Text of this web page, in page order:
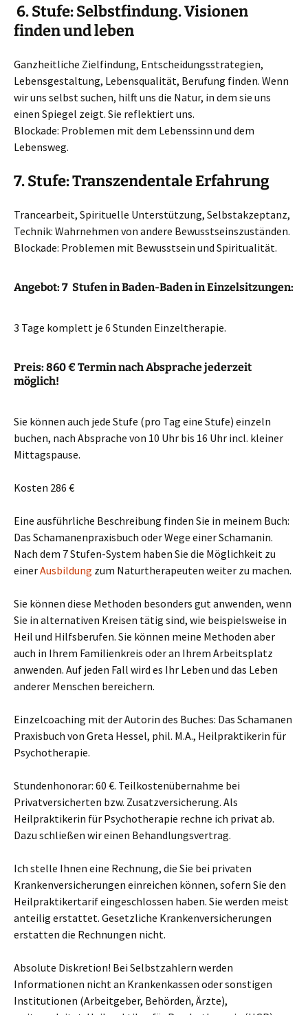
6. Stufe: Selbstfindung. Visionen
finden und leben
Ganzheitliche Zielfindung, Entscheidungsstrategien,
Lebensgestaltung, Lebensqualität, Berufung finden. Wenn
wir uns selbst suchen, hilft uns die Natur, in dem sie uns
einen Spiegel zeigt. Sie reflektiert uns.
Blockade: Problemen mit dem Lebenssinn und dem
Lebensweg.
7. Stufe: Transzendentale Erfahrung
Trancearbeit, Spirituelle Unterstützung, Selbstakzeptanz,
Technik: Wahrnehmen von andere Bewusstseinszuständen.
Blockade: Problemen mit Bewusstsein und Spiritualität.
Angebot: 7 Stufen in Baden-Baden in Einzelsitzungen:
3 Tage komplett je 6 Stunden Einzeltherapie.
Preis: 860 € Termin nach Absprache jederzeit
möglich!
Sie können auch jede Stufe (pro Tag eine Stufe) einzeln
buchen, nach Absprache von 10 Uhr bis 16 Uhr incl. kleiner
Mittagspause.
Kosten 286 €
Eine ausführliche Beschreibung finden Sie in meinem Buch:
Das Schamanenpraxisbuch oder Wege einer Schamanin.
Nach dem 7 Stufen-System haben Sie die Möglichkeit zu
einerAusbildung zum Naturtherapeuten weiter zu machen.
Sie können diese Methoden besonders gut anwenden, wenn
Sie in alternativen Kreisen tätig sind, wie beispielsweise in
Heil und Hilfsberufen. Sie können meine Methoden aber
auch in Ihrem Familienkreis oder an Ihrem Arbeitsplatz
anwenden. Auf jeden Fall wird es Ihr Leben und das Leben
anderer Menschen bereichern.
Einzelcoaching mit der Autorin des Buches: Das Schamanen
Praxisbuch von Greta Hessel, phil. M.A., Heilpraktikerin für
Psychotherapie.
Stundenhonorar: 60 €. Teilkostenübernahme bei
Privatversicherten bzw. Zusatzversicherung. Als
Heilpraktikerin für Psychotherapie rechne ich privat ab.
Dazu schließen wir einen Behandlungsvertrag.
Ich stelle Ihnen eine Rechnung, die Sie bei privaten
Krankenversicherungen einreichen können, sofern Sie den
Heilpraktikertarif eingeschlossen haben. Sie werden meist
anteilig erstattet. Gesetzliche Krankenversicherungen
erstatten die Rechnungen nicht.
Absolute Diskretion! Bei Selbstzahlern werden
Informationen nicht an Krankenkassen oder sonstigen
Institutionen (Arbeitgeber, Behörden, Ärzte),